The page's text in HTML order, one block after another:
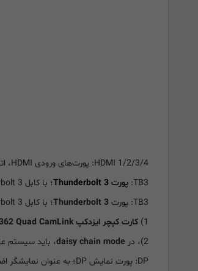
HDMI 1/2/3/4: پورت‌های ورودی HDMI، اتصال به منبع ویدیو مانند دوربین فیلمبرداری،
TB3: پورت Thunderbolt 3؛ با کابل Thunderbolt 3 به پورت Thunderbolt 3 کامپیوتر متصل شوید تا ویدیوهای خود را کپچر و استریم کنید.
TB3: پورت
Thunderbolt 3؛ با کابل Thunderbolt 3 در حالت daisy chain به
1) کارت کپچر ایزدکپ ezcap 362 Quad CamLink
2)، در
daisy chain mode، باید سیستم
DP: پورت نمایش DP؛ به عنوان نمایشگر اضافی به مانیتور DP متصل شوید.